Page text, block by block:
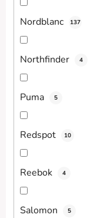
Nordblanc 137
Northfinder 4
Puma 5
Redspot 10
Reebok 4
Salomon 5